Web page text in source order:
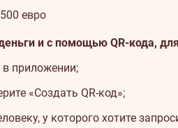
евро
и с помощью QR-кода,
в приложении;
«Создать QR-код»;
у которого хотите